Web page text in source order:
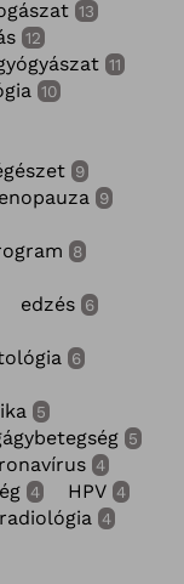
13
12
11
10
9
9
8
edzés 6
6
5
5
4
4 HPV 4
radiológia 4